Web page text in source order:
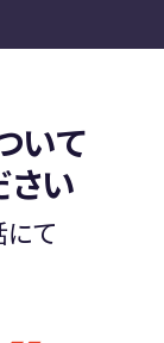
いて
い
にて
センター